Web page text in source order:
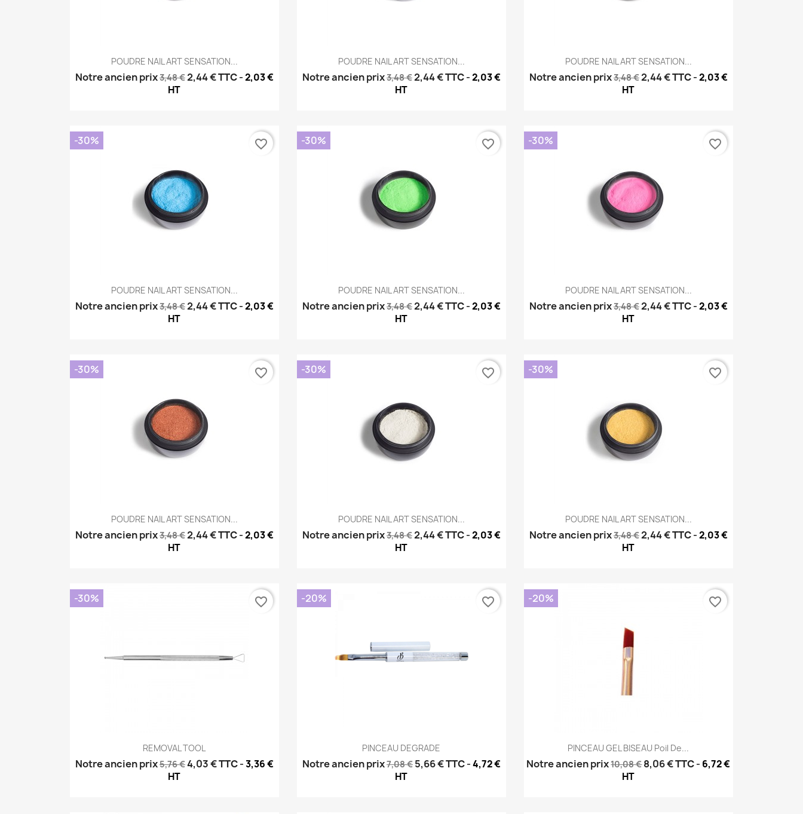
 Aperçu rapide
POUDRE NAIL ART SENSATION...
Notre ancien prix3,48 €2,44 €TTC-2,03 €
HT
 Aperçu rapide
POUDRE NAIL ART SENSATION...
Notre ancien prix3,48 €2,44 €TTC-2,03 €
HT
 Aperçu rapide
POUDRE NAIL ART SENSATION...
Notre ancien prix3,48 €2,44 €TTC-2,03 €
HT
 Aperçu rapide
POUDRE NAIL ART SENSATION...
Notre ancien prix3,48 €2,44 €TTC-2,03 €
HT
-30% favorite_border
 Aperçu rapide
POUDRE NAIL ART SENSATION...
Notre ancien prix3,48 €2,44 €TTC-2,03 €
HT
-30% favorite_border
 Aperçu rapide
POUDRE NAIL ART SENSATION...
Notre ancien prix3,48 €2,44 €TTC-2,03 €
HT
-30% favorite_border
 Aperçu rapide
POUDRE NAIL ART SENSATION...
Notre ancien prix3,48 €2,44 €TTC-2,03 €
HT
-30% favorite_border
 Aperçu rapide
POUDRE NAIL ART SENSATION...
Notre ancien prix3,48 €2,44 €TTC-2,03 €
HT
-30% favorite_border
 Aperçu rapide
POUDRE NAIL ART SENSATION...
Notre ancien prix3,48 €2,44 €TTC-2,03 €
HT
-30% favorite_border
Aperçu rapide
REMOVAL TOOL
Notre ancien prix5,76 €4,03 €TTC-3,36 €
HT
-30% favorite_border
Aperçu rapide
PINCEAU DEGRADE
Notre ancien prix7,08 € 5,66 €TTC-4,72 €
HT
-20% favorite_border
 Aperçu rapide
PINCEAU GEL BISEAU Poil De...
Notre ancien prix10,08 €8,06 €TTC- 6,72 €
HT
-20% favorite_border